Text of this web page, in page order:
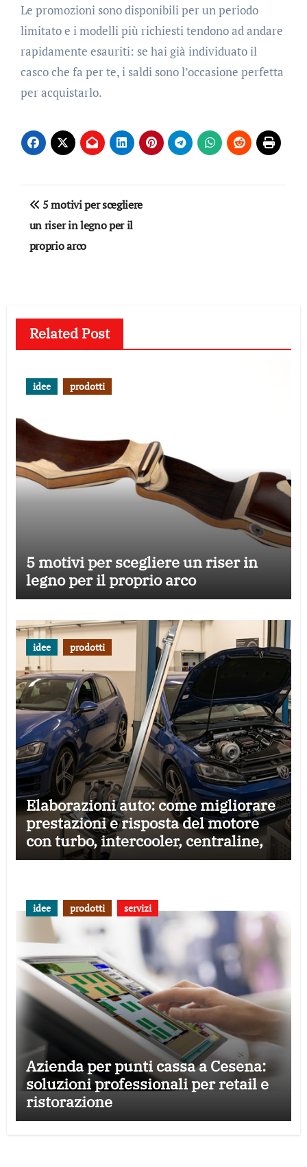
Le promozioni sono disponibili per un periodo
limitato e i modelli più richiesti tendono ad andare
rapidamente esauriti: se hai già individuato il
casco che fa per te, i saldi sono l’occasione perfetta
per acquistarlo.
Navigazione
articoli
5 motivi per scegliere
un riser in legno per il
proprio arco
Related Post
idee prodotti
5 motivi per scegliere un riser in
legno per il proprio arco
idee prodotti
Elaborazioni auto: come migliorare
prestazioni e risposta del motore
con turbo, intercooler, centraline,
frizioni e aspirazione diretta
idee prodotti servizi
Azienda per punti cassa a Cesena:
soluzioni professionali per retail e
ristorazione